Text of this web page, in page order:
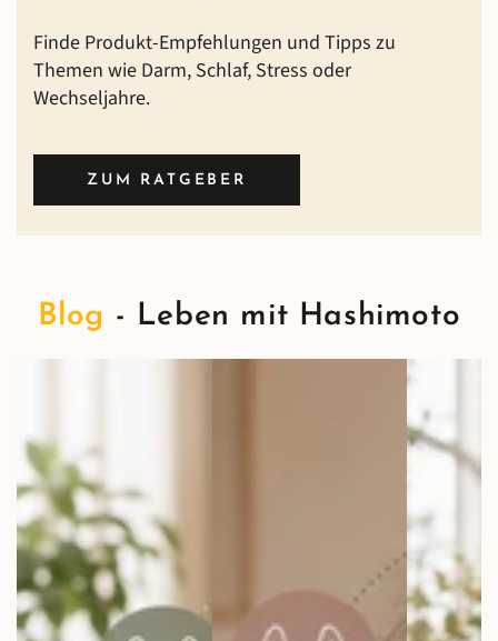
Finde Produkt-Empfehlungen und Tipps zu
Themen wie Darm, Schlaf, Stress oder
Wechseljahre.
ZUM RATGEBER
Blog - Leben mit Hashimoto